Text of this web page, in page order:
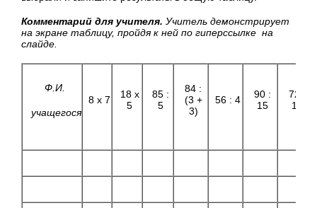
Комментарий для учителя. Учитель демонстрирует
на экране таблицу, пройдя к ней по гиперссылке на
слайде.
Ф.И.
учащегося
8 х 7
18 х
5
85 :
5
84 :
(3 +
3)
56 : 4
90 :
15
72 :
12